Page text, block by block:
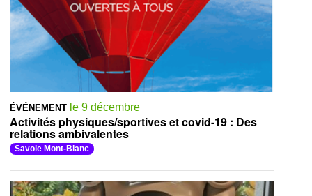
ÉVÉNEMENT le 9 décembre
Activités physiques/sportives et covid-19 : Des
relations ambivalentes
Savoie Mont-Blanc